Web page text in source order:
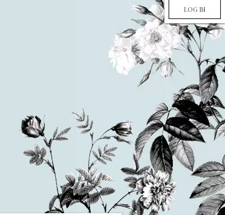
LOG IN